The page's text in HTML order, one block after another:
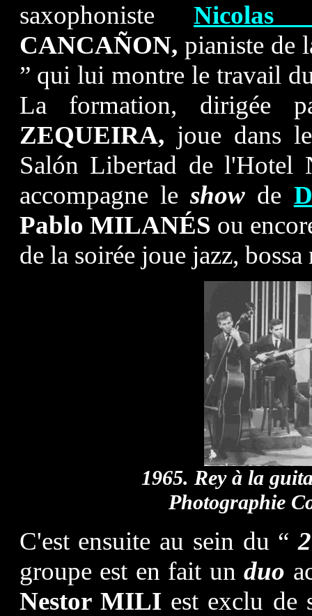
saxophoniste Nicolas
CANCAÑON, pianiste de
” qui lui montre le travail
La formation, dirigée
ZEQUEIRA, joue dans
Salón Libertad de l'Hotel
accompagne leshow de
Pablo MILANÉS ou
de la soirée joue jazz, bossa
1965. Rey à la
Photographie
C'est ensuite au sein du “
groupe est en fait unduo
Nestor MILI est exclu de